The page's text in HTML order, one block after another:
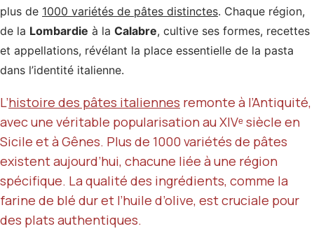
plus de 1000 variétés de pâtes distinctes. Chaque région,
de la Lombardie à la Calabre, cultive ses formes, recettes
et appellations, révélant la place essentielle de la pasta
dans l’identité italienne.
L’histoire des pâtes italiennes remonte à l’Antiquité,
avec une véritable popularisation au XIVᵉ siècle en
Sicile et à Gênes. Plus de 1000 variétés de pâtes
existent aujourd’hui, chacune liée à une région
spécifique. La qualité des ingrédients, comme la
farine de blé dur et l’huile d’olive, est cruciale pour
des plats authentiques.